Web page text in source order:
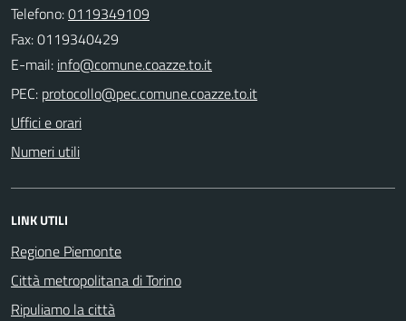
Telefono:0119349109
Fax: 0119340429
E-mail:
PEC:
Uffici e orari
Numeri utili
LINK UTILI
Regione Piemonte
Città metropolitana di Torino
Ripuliamo la città